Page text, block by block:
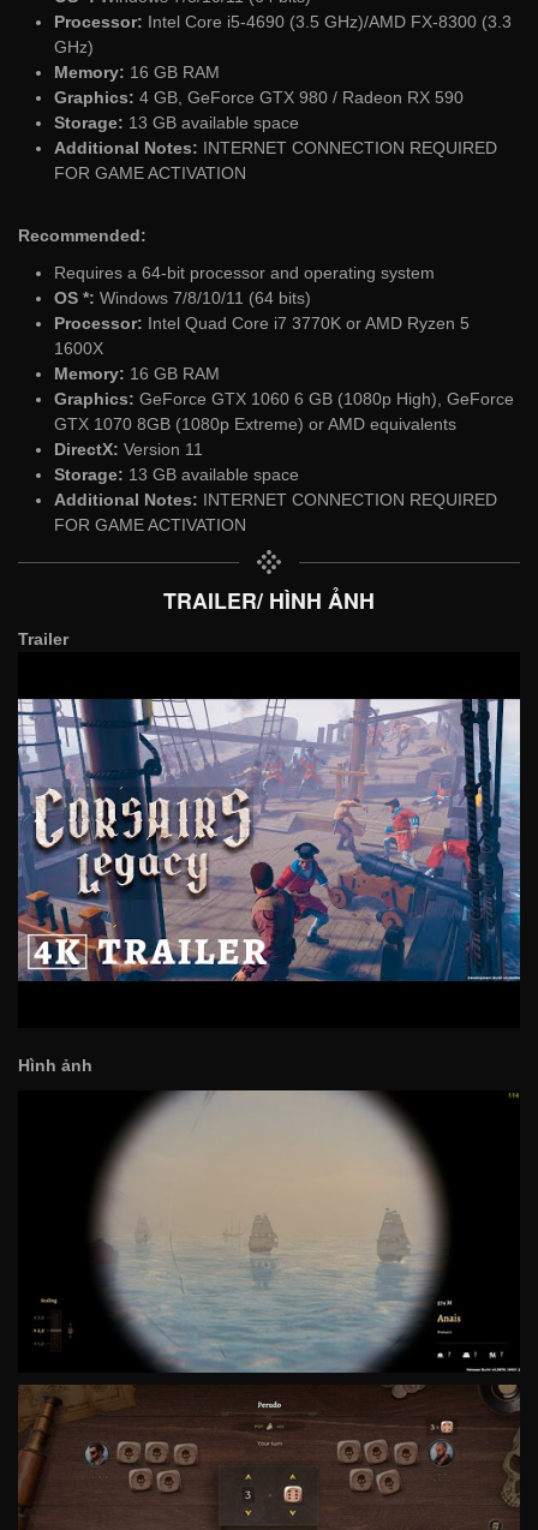
Processor: Intel Core i5-4690 (3.5 GHz)/AMD FX-8300 (3.3
GHz)
Memory: 16 GB RAM
Graphics: 4 GB, GeForce GTX 980 / Radeon RX 590
Storage: 13 GB available space
Additional Notes: INTERNET CONNECTION REQUIRED
FOR GAME ACTIVATION
Recommended:
Requires a 64-bit processor and operating system
OS *: Windows 7/8/10/11 (64 bits)
Processor: Intel Quad Core i7 3770K or AMD Ryzen 5
1600X
Memory: 16 GB RAM
Graphics: GeForce GTX 1060 6 GB (1080p High), GeForce
GTX 1070 8GB (1080p Extreme) or AMD equivalents
DirectX: Version 11
Storage: 13 GB available space
Additional Notes: INTERNET CONNECTION REQUIRED
FOR GAME ACTIVATION
TRAILER/ HÌNH ẢNH
Trailer
Hình ảnh